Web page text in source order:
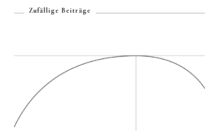
Zufällige Beiträge